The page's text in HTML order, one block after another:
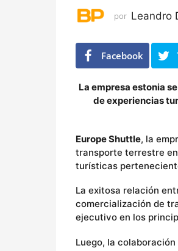
o
por Leandro
Facebook
La empresa estonia
de experiencias
Europe Shuttle, la
transporte terrestre
turísticas
La exitosa relación
comercialización de
ejecutivo en los
Luego, la